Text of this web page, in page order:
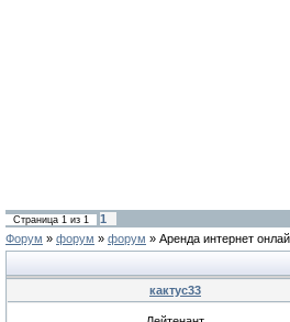
Страница 1 из 1
1
Форум » форум » форум » Аренда интернет
кактус33